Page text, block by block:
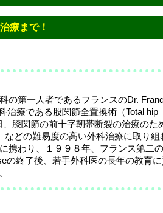
療まで！
の第一人者であるフランスのDr.
治療である股関節全置換術（Total hip
膝関節の前十字靭帯断裂の治療のた
どの難易度の高い外科治療に取り組
携わり、１９９８年、フランス第二の
の終了後、若手外科医の長年の教育